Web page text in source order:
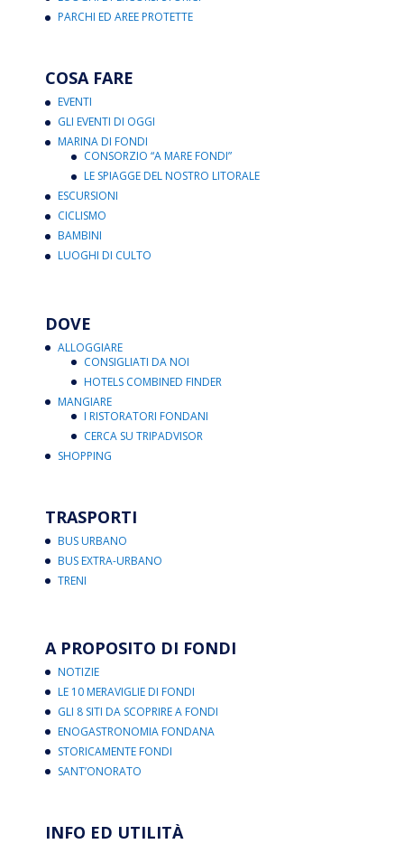
PARCHI ED AREE PROTETTE
COSA FARE
EVENTI
GLI EVENTI DI OGGI
MARINA DI FONDI
CONSORZIO “A MARE FONDI”
LE SPIAGGE DEL NOSTRO LITORALE
ESCURSIONI
CICLISMO
BAMBINI
LUOGHI DI CULTO
DOVE
ALLOGGIARE
CONSIGLIATI DA NOI
HOTELS COMBINED FINDER
MANGIARE
I RISTORATORI FONDANI
CERCA SU TRIPADVISOR
SHOPPING
TRASPORTI
BUS URBANO
BUS EXTRA-URBANO
TRENI
A PROPOSITO DI FONDI
NOTIZIE
LE 10 MERAVIGLIE DI FONDI
GLI 8 SITI DA SCOPRIRE A FONDI
ENOGASTRONOMIA FONDANA
STORICAMENTE FONDI
SANT’ONORATO
INFO ED UTILITÀ